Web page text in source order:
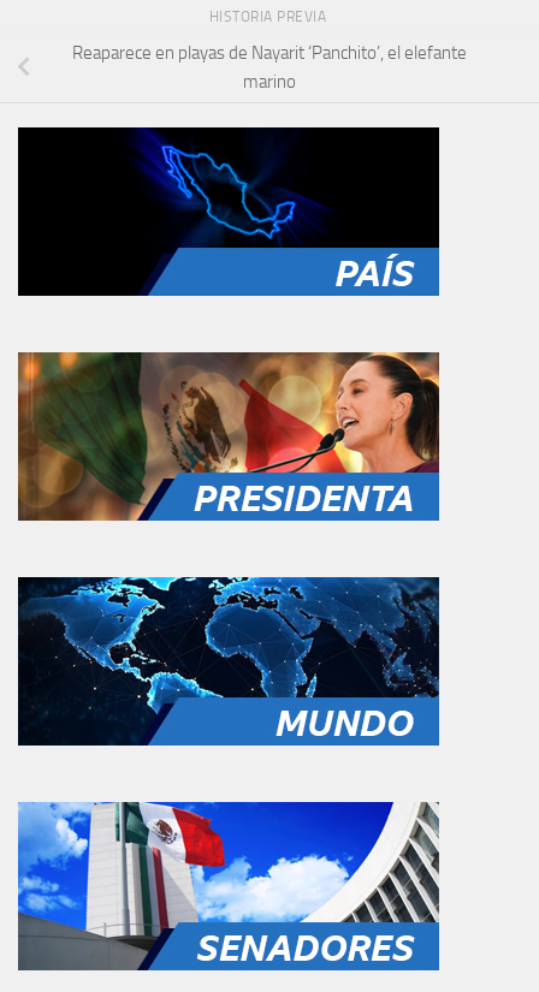
HISTORIA PREVIA
Reaparece en playas de Nayarit ‘Panchito’, el elefante
marino